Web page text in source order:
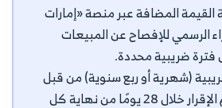
القيمة المضافة عبر منصة «إمارات
الرسمي للإفصاح عن المبيعات
فترة ضريبية محددة.
(شهرية أو ربع سنوية) من قبل
FTA ويجب تقديم الإقرار خلال 28 يومًا من نهاية كل